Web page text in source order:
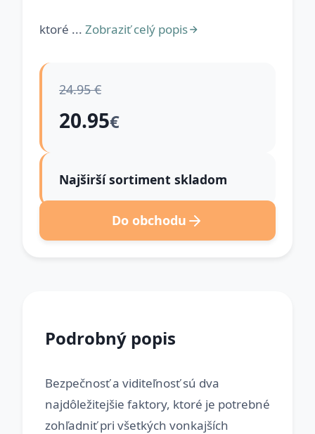
ktoré ... Zobraziť celý popis
24.95 €
20.95€
Najširší sortiment skladom
Do obchodu
Podrobný popis
Bezpečnosť a viditeľnosť sú dva
najdôležitejšie faktory, ktoré je potrebné
zohľadniť pri všetkých vonkajších